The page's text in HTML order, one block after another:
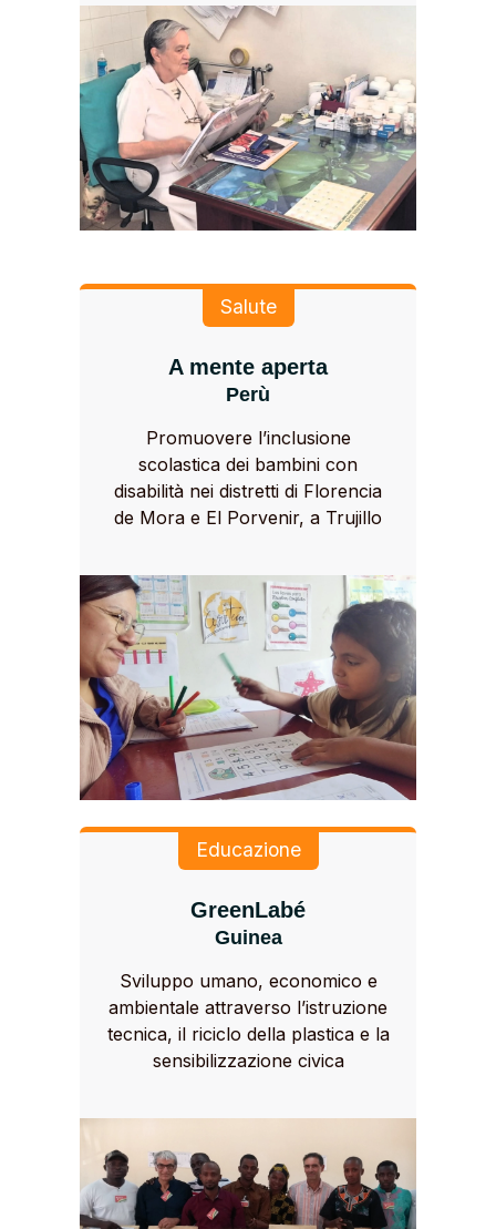
Salute
A mente aperta
Perù
Promuovere l’inclusione
scolastica dei bambini con
disabilità nei distretti di Florencia
de Mora e El Porvenir, a Trujillo
Educazione
GreenLabé
Guinea
Sviluppo umano, economico e
ambientale attraverso l’istruzione
tecnica, il riciclo della plastica e la
sensibilizzazione civica